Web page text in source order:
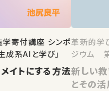
寄付講座 シンポ
系AIと学び」
イトにする方法
革新的学
ジウム
新しい
とその